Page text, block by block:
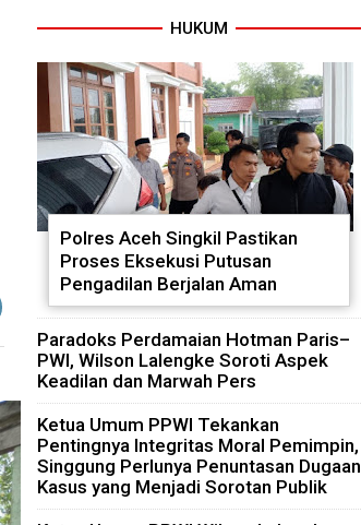
HUKUM
Polres Aceh Singkil Pastikan
Proses Eksekusi Putusan
Pengadilan Berjalan Aman
Paradoks Perdamaian Hotman Paris–
PWI, Wilson Lalengke Soroti Aspek
Keadilan dan Marwah Pers
Ketua Umum PPWI Tekankan
Pentingnya Integritas Moral Pemimpin,
Singgung Perlunya Penuntasan Dugaan
Kasus yang Menjadi Sorotan Publik